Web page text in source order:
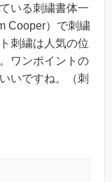
いる刺繍書体一
Cooper）で刺繍
刺繍は人気の位
ワンポイントの
いですね。（刺